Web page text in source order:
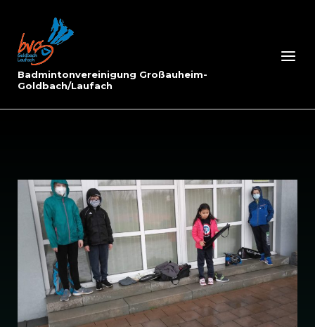
content
Badmintonvereinigung Großauheim-
Goldbach/Laufach
Menu